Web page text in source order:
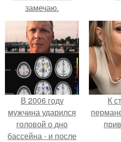
замечаю.
В 2006 году
мужчина ударился
головой о дно
бассейна - и после
К